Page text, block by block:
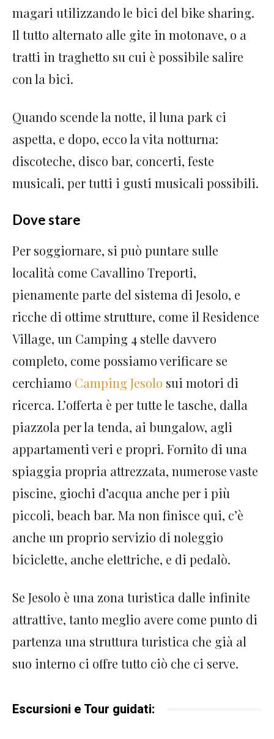
magari utilizzando le bici del bike sharing.
Il tutto alternato alle gite in motonave, o a
tratti in traghetto su cui è possibile salire
con la bici.
Quando scende la notte, il luna park ci
aspetta, e dopo, ecco la vita notturna:
discoteche, disco bar, concerti, feste
musicali, per tutti i gusti musicali possibili.
Dove stare
Per soggiornare, si può puntare sulle
località come Cavallino Treporti,
pienamente parte del sistema di Jesolo, e
ricche di ottime strutture, come il Residence
Village, un Camping 4 stelle davvero
completo, come possiamo verificare se
cerchiamo Camping Jesolo sui motori di
ricerca. L’offerta è per tutte le tasche, dalla
piazzola per la tenda, ai bungalow, agli
appartamenti veri e propri. Fornito di una
spiaggia propria attrezzata, numerose vaste
piscine, giochi d’acqua anche per i più
piccoli, beach bar. Ma non finisce qui, c’è
anche un proprio servizio di noleggio
biciclette, anche elettriche, e di pedalò.
Se Jesolo è una zona turistica dalle infinite
attrattive, tanto meglio avere come punto di
partenza una struttura turistica che già al
suo interno ci offre tutto ciò che ci serve.
Escursioni e Tour guidati: